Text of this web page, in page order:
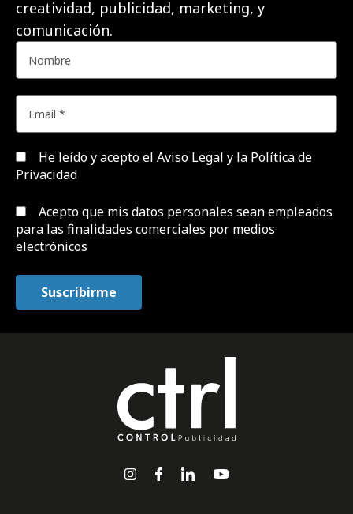
creatividad, publicidad, marketing, y
comunicación.
He leído y acepto el Aviso Legal y la Política de
Privacidad
Acepto que mis datos personales sean empleados
para las finalidades comerciales por medios
electrónicos